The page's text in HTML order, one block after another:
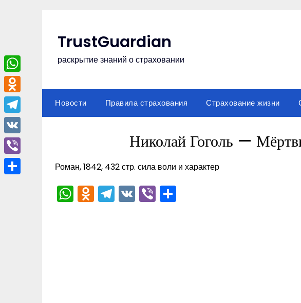
TrustGuardian
раскрытие знаний о страховании
Новости Правила страхования Страхование жизни
Николай Гоголь —
Роман, 1842, 432 стр. сила воли и характер
WhatsApp
Odnoklassniki
Telegram
VKViber
WhatsApp
Odnoklassniki
Telegram
VK
Viber